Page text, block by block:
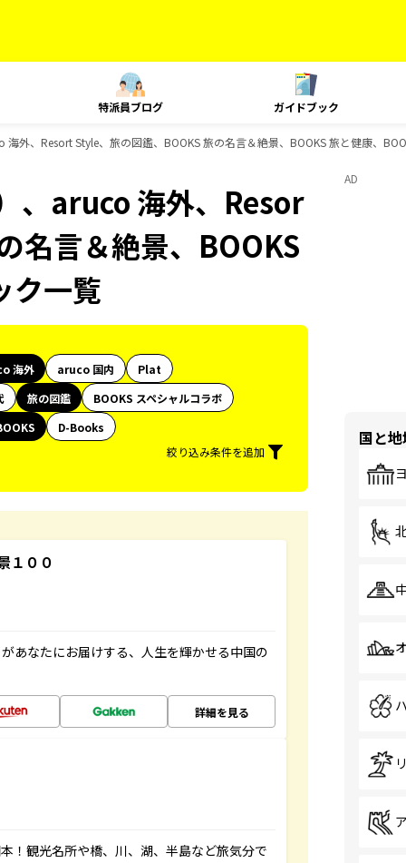
特派員ブログ ガイドブック
外、Resort Style、旅の図鑑、BOOKS 旅の名言＆絶景、BOOKS 旅と健康、
、aruco 海外、Resor
名言＆絶景、BOOKS
ク一覧
海外 aruco 国内
Plat
旅の図鑑
BOOKS スペシャルコラボ
D-Books
絞り込み条件を追加
１００
あなたにお届けする、人生を輝かせる中国の
詳細を見る
！観光名所や橋、川、湖、半島など旅気分で
AD
国と